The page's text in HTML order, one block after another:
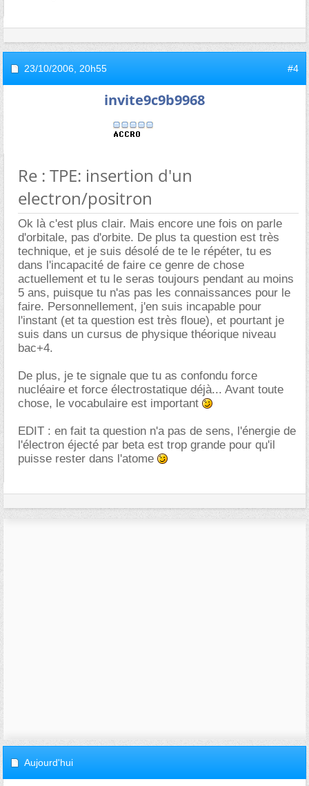
23/10/2006, 20h55 #4
invite9c9b9968
Re : TPE: insertion d'un
electron/positron
Ok là c'est plus clair. Mais encore une fois on parle
d'orbitale, pas d'orbite. De plus ta question est très
technique, et je suis désolé de te le répéter, tu es
dans l'incapacité de faire ce genre de chose
actuellement et tu le seras toujours pendant au moins
5 ans, puisque tu n'as pas les connaissances pour le
faire. Personnellement, j'en suis incapable pour
l'instant (et ta question est très floue), et pourtant je
suis dans un cursus de physique théorique niveau
bac+4.
De plus, je te signale que tu as confondu force
nucléaire et force électrostatique déjà... Avant toute
chose, le vocabulaire est important
EDIT : en fait ta question n'a pas de sens, l'énergie de
l'électron éjecté par beta est trop grande pour qu'il
puisse rester dans l'atome
Aujourd'hui